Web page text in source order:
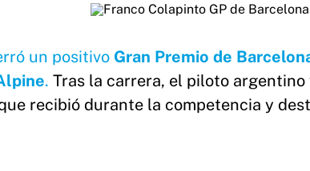
un positivo Gran Premio de
. Tras la carrera, el piloto
recibió durante la competencia y